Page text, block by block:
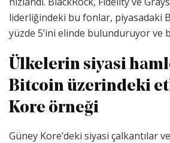
liderliğindeki bu fonlar, piyasadaki
yüzde 5’ini elinde bulunduruyor ve
Ülkelerin siyasi
Bitcoin üzerindeki
Kore örneği
Güney Kore’deki siyasi çalkantılar